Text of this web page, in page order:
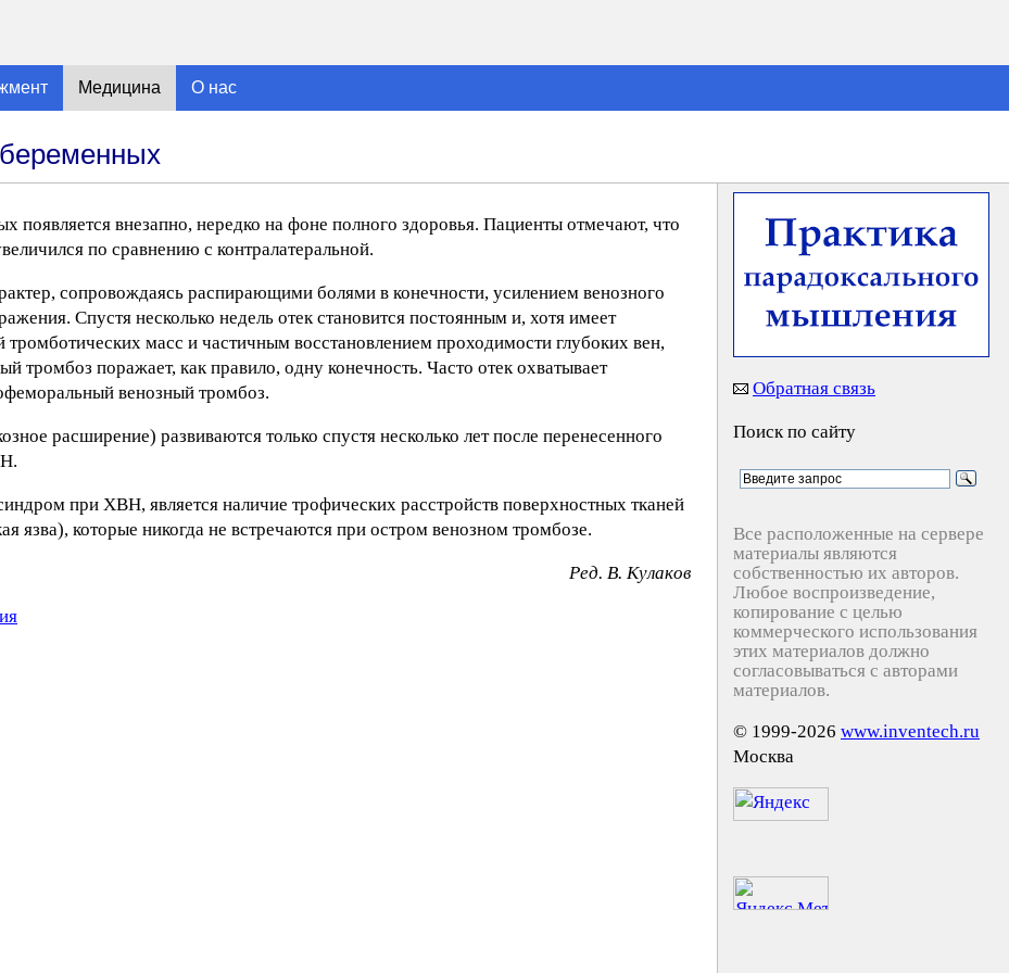
Медицина О нас
появляется внезапно, нередко на фоне полного здоровья. Пациенты отмечают, что
по сравнению с контралатеральной.
сопровождаясь распирающими болями в конечности, усилением венозного
Спустя несколько недель отек становится постоянным и, хотя имеет
тромботических масс и частичным восстановлением проходимости глубоких вен,
тромбоз поражает, как правило, одну конечность. Часто отек охватывает
венозный тромбоз.
расширение) развиваются только спустя несколько лет после перенесенного
при ХВН, является наличие трофических расстройств поверхностных тканей
язва), которые никогда не встречаются при остром венозном тромбозе.
Peд. B. Kyлaкoв
Обратная связь
Поиск по сайту
Все расположенные на сервере
материалы являются
собственностью их авторов.
Любое воспроизведение,
копирование с целью
коммерческого использования
этих материалов должно
согласовываться с авторами
материалов.
© 1999-2026 www.inventech.ru
Москва